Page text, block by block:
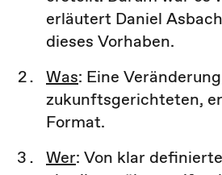
erläutert Daniel
dieses Vorhaben.
Was: Eine
zukunftsgerichteten,
Format.
Wer: Von klar